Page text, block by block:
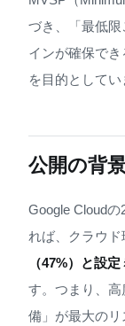
づき、「最低
インが確保で
を目的としてい
公開の背
Google Cloudの
れば、クラウ
（47%）と設
す。つまり、
備」が最大のリ